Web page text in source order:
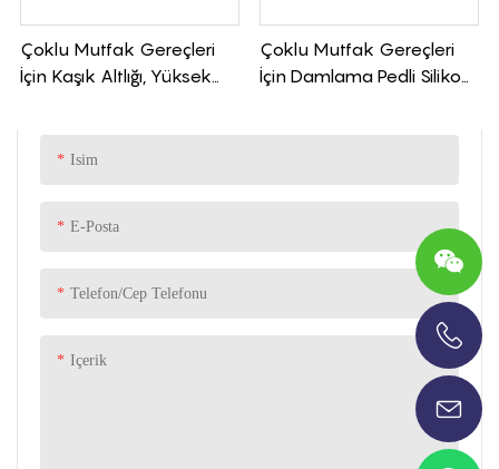
Isim
E-Posta
Telefon/Cep Telefonu
Içerik
Çoklu Mutfak Gereçleri
İçin Kaşık Altlığı, Yüksek
Çoklu Mutfak Gereçleri
İçin Damlama Pedli Silikon